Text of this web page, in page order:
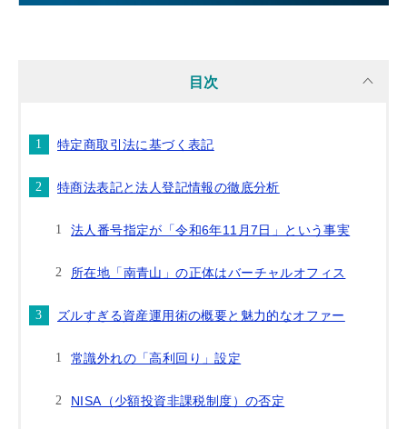
目次
特定商取引法に基づく表記
特商法表記と法人登記情報の徹底分析
法人番号指定が「令和6年11月7日」という事実
所在地「南青山」の正体はバーチャルオフィス
ズルすぎる資産運用術の概要と魅力的なオファー
常識外れの「高利回り」設定
NISA（少額投資非課税制度）の否定